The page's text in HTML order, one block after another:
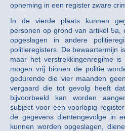
opneming in een register zware
In de vierde plaats kunnen
personen op grond van artikel 5a,
opgeslagen in andere
politieregisters. De bewaartermijn
maar het verstrekkingenregime
mogen vrij binnen de politie
gedurende die vier maanden
vergaard die tot gevolg heeft
bijvoorbeeld kan worden
subject voor een voorlopig
de gegevens dientengevolge in
kunnen worden opgeslagen,